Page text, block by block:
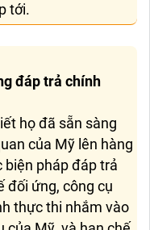
tới.
đáp trả chính
họ đã sẵn sàng
của Mỹ lên hàng
biện pháp đáp trả
đối ứng, công cụ
thực thi nhắm vào